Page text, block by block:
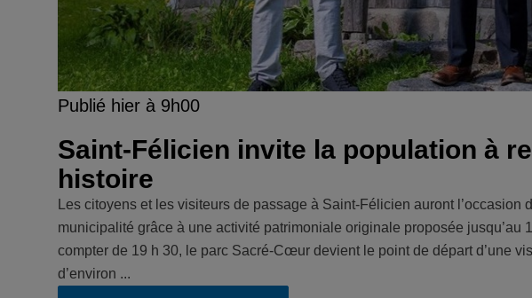
Publié hier à 9h00
Saint-Félicien invite la population à
histoire
Les citoyens et les visiteurs de passage à Saint-Félicien auront
municipalité grâce à une activité patrimoniale originale proposée jusqu’au
compter de 19 h 30, le parc Sacré-Cœur devient le point de départ d’une
d’environ ...